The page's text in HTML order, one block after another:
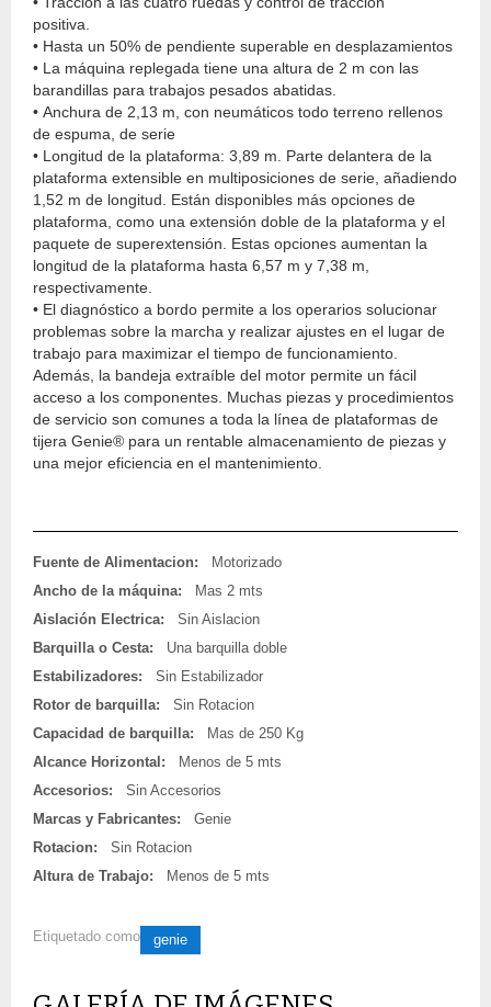
positiva.
• Hasta un 50% de pendiente superable en desplazamientos
• La máquina replegada tiene una altura de 2 m con las
barandillas para trabajos pesados abatidas.
• Anchura de 2,13 m, con neumáticos todo terreno rellenos
de espuma, de serie
• Longitud de la plataforma: 3,89 m. Parte delantera de la
plataforma extensible en multiposiciones de serie, añadiendo
1,52 m de longitud. Están disponibles más opciones de
plataforma, como una extensión doble de la plataforma y el
paquete de superextensión. Estas opciones aumentan la
longitud de la plataforma hasta 6,57 m y 7,38 m,
respectivamente.
• El diagnóstico a bordo permite a los operarios solucionar
problemas sobre la marcha y realizar ajustes en el lugar de
trabajo para maximizar el tiempo de funcionamiento.
Además, la bandeja extraíble del motor permite un fácil
acceso a los componentes. Muchas piezas y procedimientos
de servicio son comunes a toda la línea de plataformas de
tijera Genie® para un rentable almacenamiento de piezas y
una mejor eficiencia en el mantenimiento.
Fuente de Alimentacion:
Motorizado
Ancho de la máquina:
Mas 2 mts
Aislación Electrica:
Sin Aislacion
Barquilla o Cesta:
Una barquilla doble
Estabilizadores:
Sin Estabilizador
Rotor de barquilla:
Sin Rotacion
Capacidad de barquilla:
Mas de 250 Kg
Alcance Horizontal:
Menos de 5 mts
Accesorios:
Sin Accesorios
Marcas y Fabricantes:
Genie
Rotacion:
Sin Rotacion
Altura de Trabajo:
Menos de 5 mts
Etiquetado como genie